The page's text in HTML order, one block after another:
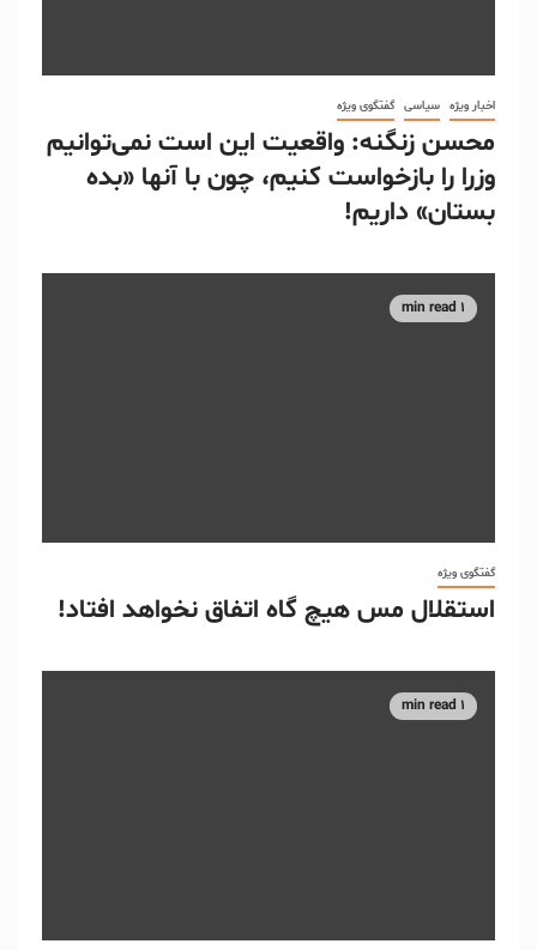
اخبار ویژه سیاسی گفتگوی ویژه
محسن زنگنه: واقعیت این است نمی‌توانیم
وزرا را بازخواست کنیم، چون با آنها «بده
بستان» داریم!
1 min read
گفتگوی ویژه
استقلال مس هیچ گاه اتفاق نخواهد افتاد!
1 min read